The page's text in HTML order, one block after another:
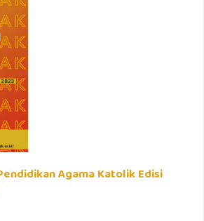
Agama Katolik Edisi